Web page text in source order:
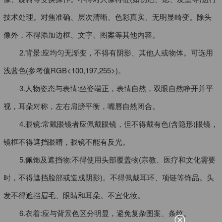
技术处理。对焦准确、层次清晰、色彩真实、无明显畸变。除头
像外，不得添加边框、文字、图案等其他内容。
2.背景:应均匀无渐变，不得有阴影、其他人或物体。可选用
浅蓝色(参考值RGB<100,197,255>)。
3.人物姿态与表情:坐姿端正，表情自然，双眼自然睁开并平
视，耳朵对称，左右肩膀平衡，嘴唇自然闭合。
4.眼镜:常戴眼镜者应佩戴眼镜，但不得戴有色(含隐形)眼镜，
镜框不得遮挡眼睛，眼镜不能有反光。
5.佩饰及遮挡物:不得使用头部覆盖物(宗教、医疗和文化需要
时，不得遮挡脸部或造成阴影)。不得佩戴耳环、项链等饰品。头
发不得遮挡眉毛、眼睛和耳朵。不宜化妆。
6.衣着:应与背景色区分明显，避免复杂图案、条纹。